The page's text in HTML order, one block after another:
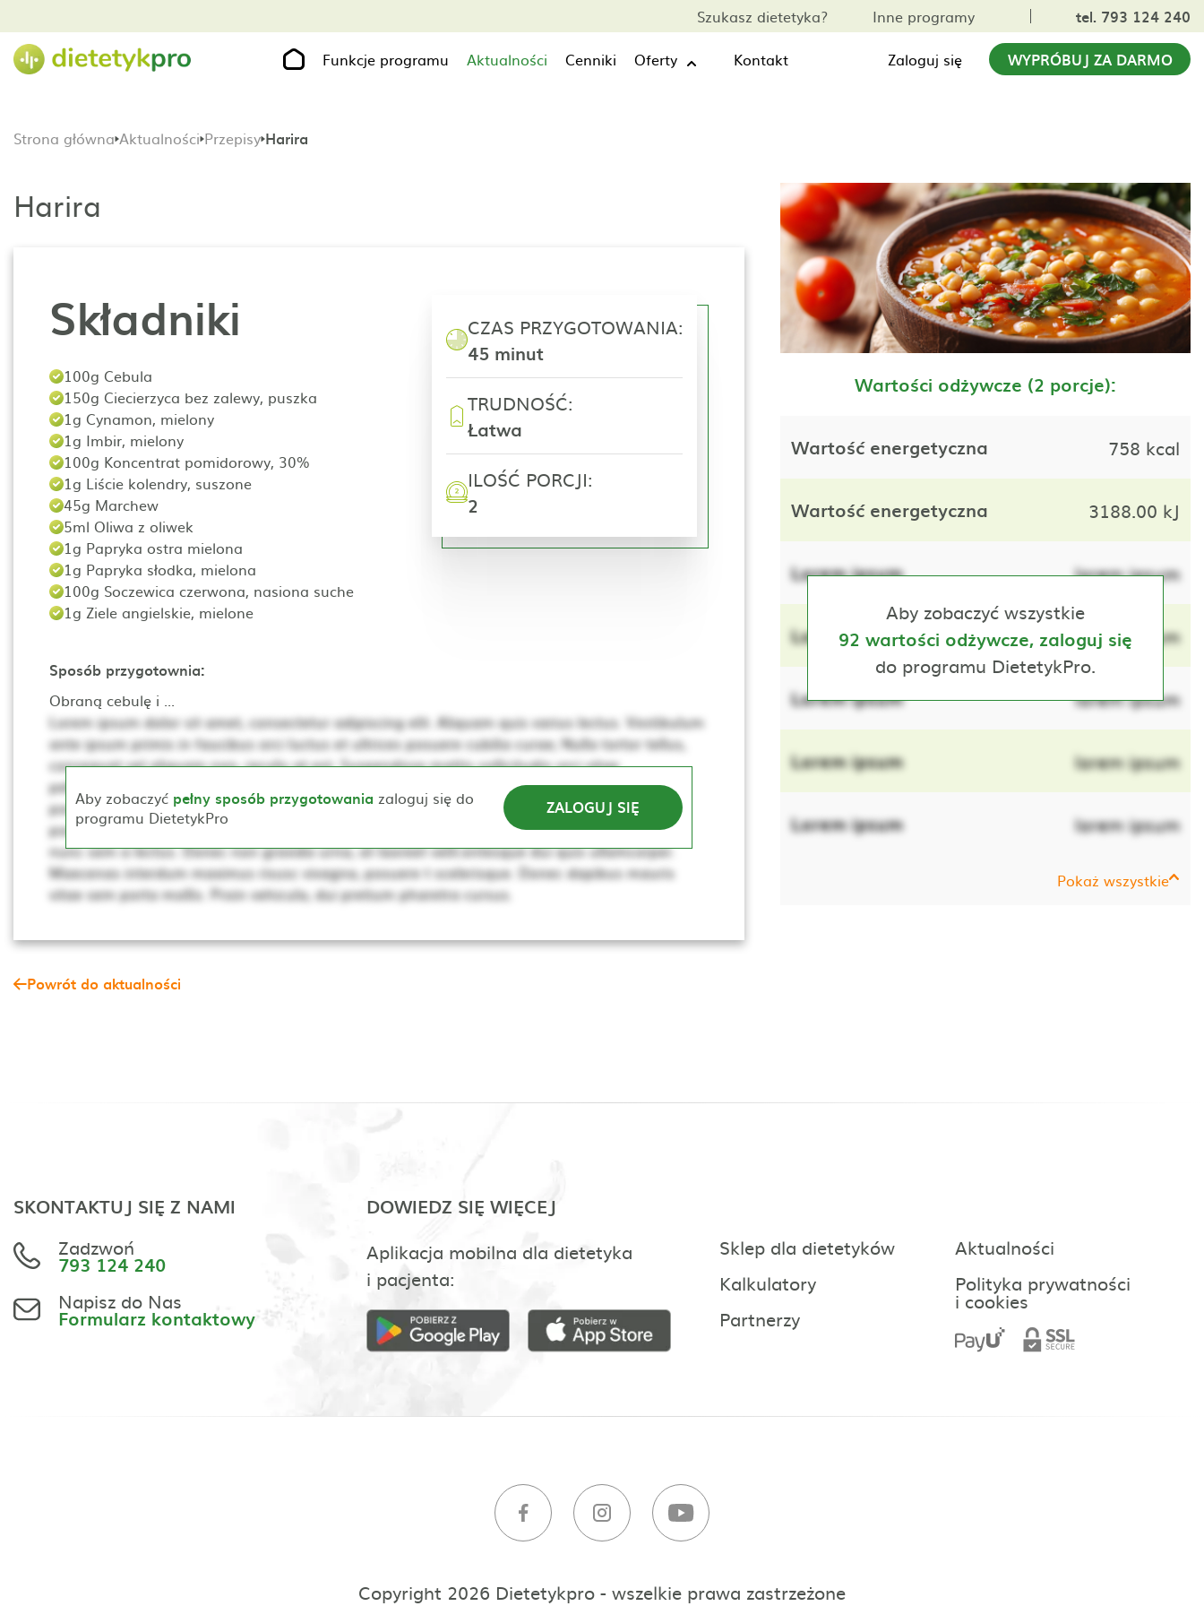
Szukasz dietetyka? Inne programy
tel. 793 124 240
Funkcje programu
Aktualności Cenniki Oferty Kontakt Zaloguj się WYPRÓBUJ ZA DARMO
Strona główna Aktualności Przepisy Harira
Harira
Składniki
100g Cebula
150g Ciecierzyca bez zalewy, puszka
1g Cynamon, mielony
1g Imbir, mielony
100g Koncentrat pomidorowy, 30%
1g Liście kolendry, suszone
45g Marchew
5ml Oliwa z oliwek
1g Papryka ostra mielona
1g Papryka słodka, mielona
100g Soczewica czerwona, nasiona suche
1g Ziele angielskie, mielone
CZAS PRZYGOTOWANIA:
45 minut
TRUDNOŚĆ:
Łatwa
ILOŚĆ PORCJI:
2
Sposób przygotownia:
Obraną cebulę i ...
Lorem ipsum dolor sit amet, consectetur adipiscing elit. Aliquam quis varius lectus. Vestibulum
ante ipsum primis in faucibus orci luctus et ultrices posuere cubilia curae; Nulla tortor tellus,
consequat vel aliquam non, iaculis at est. Suspendisse mattis sollicitudin orci vitae
pellentesque. Ut non neque a mi consequat posuere. Nulla elementum, ante sed tincidunt
porta, lectus dui rhoncus magna, at posuere t scelerisque. Donec dapibus mauris vitae sem
porta mollis. Proin vehicula, dui pretium pharetra cursus, dui lacus ultricies tellus, ac viverra
nunc sem a lectus. Donec non gravida urna, at laoreet velit.entesque dui quis ullamcorper.
Maecenas interdum maximus risusc vivagna, posuere t scelerisque. Donec dapibus mauris
vitae sem porta mollis. Proin vehicula, dui pretium pharetra cursus.
Aby zobaczyć pełny sposób przygotowania zaloguj się do
programu DietetykPro
ZALOGUJ SIĘ
Wartości odżywcze (2 porcje):
Wartość energetyczna 758 kcal
Wartość energetyczna 3188.00 kJ
Lorem ipsum lorem ipsum
Lorem ipsum lorem ipsum
Lorem ipsum lorem ipsum
Lorem ipsum lorem ipsum
Lorem ipsum lorem ipsum
Pokaż wszystkie
Aby zobaczyć wszystkie
92 wartości odżywcze, zaloguj się
do programu DietetykPro.
Powrót do aktualności
SKONTAKTUJ SIĘ Z NAMI
Zadzwoń
793 124 240
Napisz do Nas
Formularz kontaktowy
DOWIEDZ SIĘ WIĘCEJ
Aplikacja mobilna dla dietetyka
i pacjenta:
Sklep dla dietetyków
Kalkulatory
Partnerzy
Aktualności
Polityka prywatności
i cookies
Copyright 2026 Dietetykpro - wszelkie prawa zastrzeżone